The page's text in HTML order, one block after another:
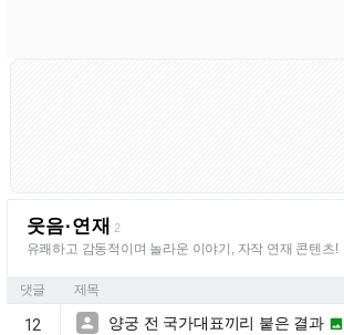
웃음·연재 2
유쾌하고 감동적이며 놀라운 이야기, 자작 연재 콘텐츠!
댓글 제목
12  양궁 전 국가대표끼리 붙은 결과 